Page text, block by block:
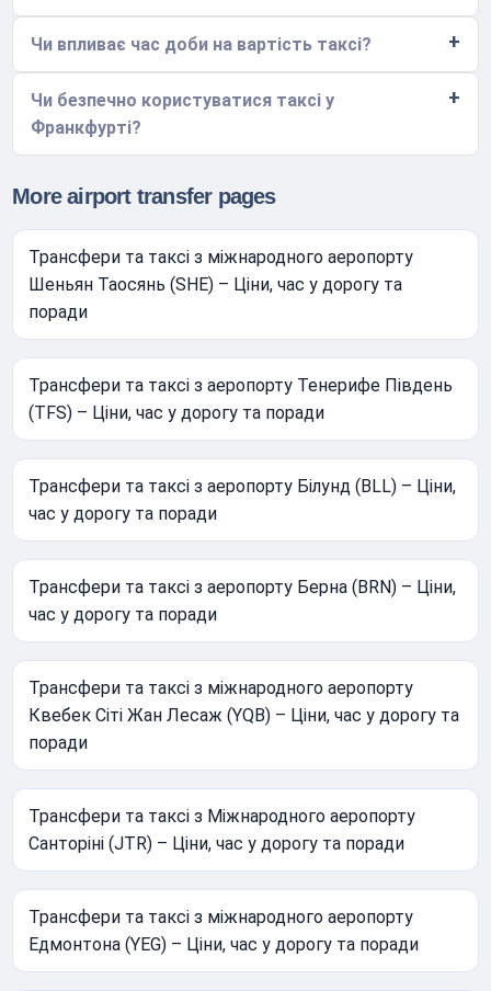
Чи впливає час доби на вартість таксі?
Чи безпечно користуватися таксі у
Франкфурті?
More airport transfer pages
Трансфери та таксі з міжнародного аеропорту
Шеньян Таосянь (SHE) – Ціни, час у дорогу та
поради
Трансфери та таксі з аеропорту Тенерифе Південь
(TFS) – Ціни, час у дорогу та поради
Трансфери та таксі з аеропорту Білунд (BLL) – Ціни,
час у дорогу та поради
Трансфери та таксі з аеропорту Берна (BRN) – Ціни,
час у дорогу та поради
Трансфери та таксі з міжнародного аеропорту
Квебек Сіті Жан Лесаж (YQB) – Ціни, час у дорогу та
поради
Трансфери та таксі з Міжнародного аеропорту
Санторіні (JTR) – Ціни, час у дорогу та поради
Трансфери та таксі з міжнародного аеропорту
Едмонтона (YEG) – Ціни, час у дорогу та поради